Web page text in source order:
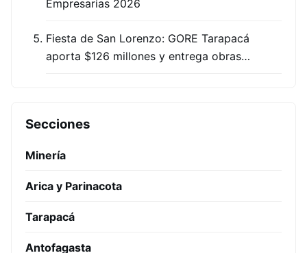
Empresarias 2026
Fiesta de San Lorenzo: GORE Tarapacá
aporta $126 millones y entrega obras…
Secciones
Minería
Arica y Parinacota
Tarapacá
Antofagasta